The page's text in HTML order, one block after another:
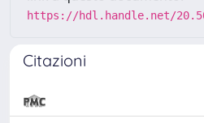
https://hdl.handle.net/
Citazioni